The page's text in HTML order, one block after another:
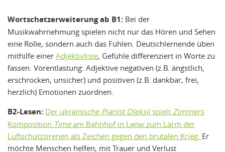
Wortschatzerweiterung ab B1: Bei der
Musikwahrnehmung spielen nicht nur das Hören und Sehen
eine Rolle, sondern auch das Fühlen. Deutschlernende üben
mithilfe einer Adjektivliste, Gefühle differenziert in Worte zu
fassen. Vorentlastung: Adjektive negativen (z.B. ängstlich,
erschrocken, unsicher) und positiven (z.B. dankbar, frei,
herzlich) Emotionen zuordnen.
B2-Lesen: Der ukrainische Pianist Oleksiispielt Zimmers
Komposition Timeam Bahnhof in Lwiw zum Lärm der
Luftschutzsirenen als Zeichen gegen den brutalen Krieg. Er
möchte Menschen helfen, mit Trauer und Verlust